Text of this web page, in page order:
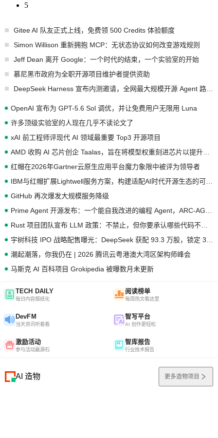
5
Gitee AI 队友正式上线，免费领 500 Credits 体验额度
Simon Willison 重新拥抱 MCP：无状态协议如何改变游戏规则
Jeff Dean 离开 Google：一个时代的结束，一个实验室的开始
慕尼黑市政府为全职开源项目维护者提供资助
OpenAI 宣布为 GPT-5.6 Sol 调优，并让免费用户无限用 Luna
许多顶级实验室的人现在几乎不读论文了
xAI 前工程师评现代 AI 领域最重要 Top3 开源项目
红帽在2026年Gartner云原生应用平台魔力象限中被评为领导者
GitHub 再次爆发大规模服务降级
潮起潮落，你我仍在 | 2026 腾讯云粤港澳大湾区架构师峰会
马斯克 AI 百科项目 Grokipedia 被曝数月未更新
TECH DAILY
每日内容报纸化
阅读榜单
每周热文看这里
DevFM
当天资讯听着看
智写平台
AI 创作更轻松
激励活动
参与活动赢源石
智库报告
行业技术报告
AI 造物 更多造物项目